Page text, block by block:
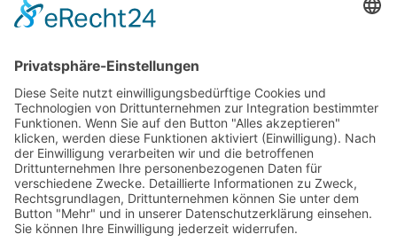
Newsletter
LogIn
Legal
Impressum
Datenschutzerklärung
Cookie-Einstellungen